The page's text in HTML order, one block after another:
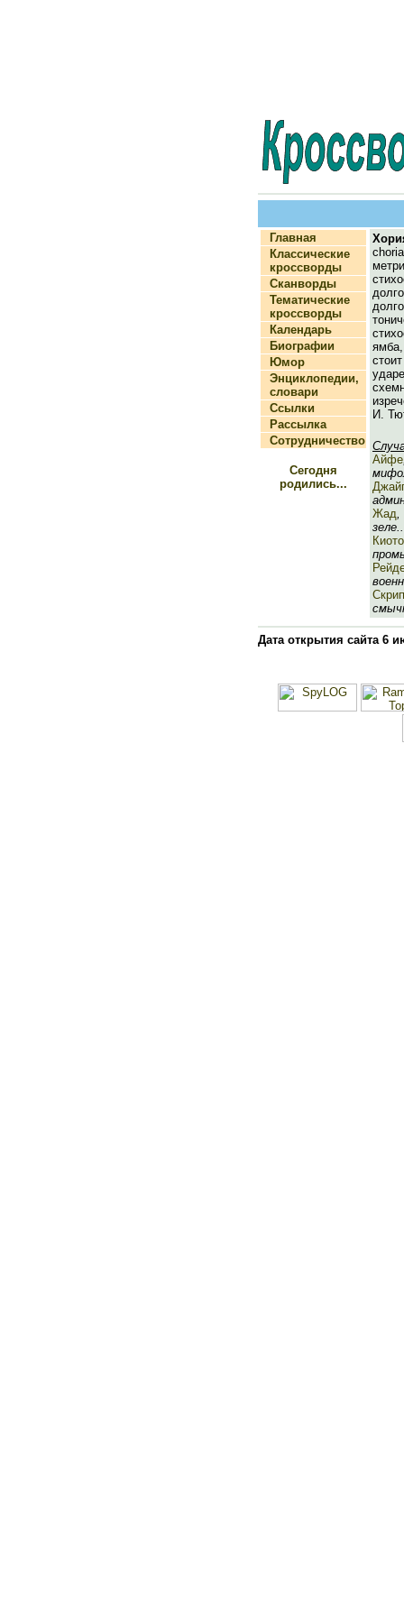
Главная
Классические
кроссворды
Сканворды
Тематические
кроссворды
Календарь
Биографии
Юмор
Энциклопедии,
словари
Ссылки
Рассылка
Сотрудничество
Сегодня
родились...
И.
Айфе
Жад,
Киото
Дата открытия сайта 6